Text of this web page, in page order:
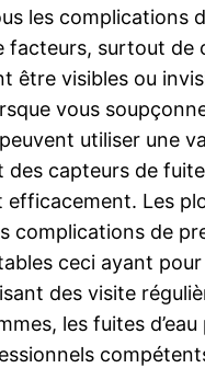
les complications
facteurs, surtout de
être visibles ou
vous
utiliser une
des capteurs de
efficacement. Les
complications de
ceci ayant
des visite
les fuites